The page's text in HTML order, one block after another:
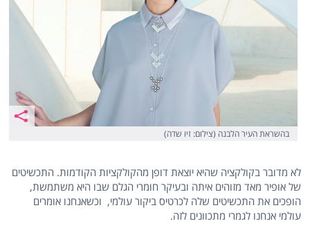
בהשראת העיר הלבנה (צילום: זיו שדה)
לא מדובר בקולקציה שהיא יוצאת דופן מהקולקציות הקודמות. התכשיטים
של אופיר מאד מזוהים איתה ובעיקר חומרי הגלם שבו היא משתמשת,
הופכים את התכשיטים שלה לכרטיס ביקור עולמי, וכשאנחנו אומרים
עולמי אנחנו לגמרי מתכוונים לזה.